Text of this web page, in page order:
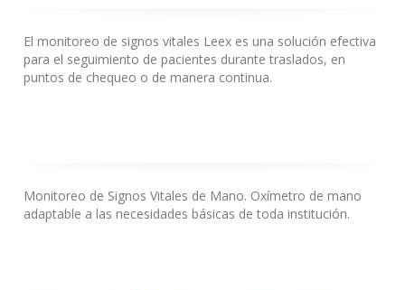
El monitoreo de signos vitales Leex es una solución efectiva
para el seguimiento de pacientes durante traslados, en
puntos de chequeo o de manera continua.
Monitoreo de Signos Vitales de Mano. Oxímetro de mano
adaptable a las necesidades básicas de toda institución.